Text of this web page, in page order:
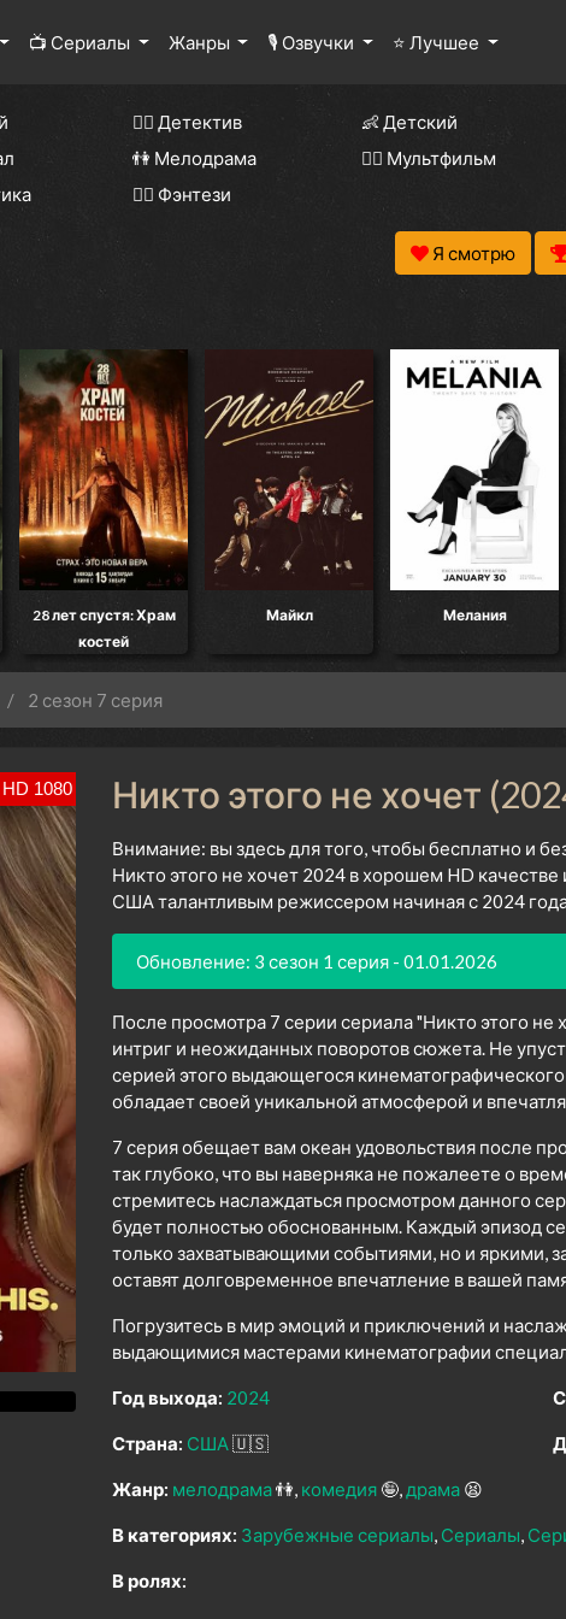
📺 Сериалы Жанры 🎙 Озвучки ⭐ Лучшее
🕵️‍♂️ Детектив 👶 Детский
👫 Мелодрама 🧚‍♀️ Мультфильм
🧝‍♂️ Фэнтези
Я смотрю
лет спустя: Храм
Мелания
2 сезон 7 серия
HD 1080 Никто этого не хочет
Внимание: вы здесь для того, чтобы бесплатно и
Никто этого не хочет 2024 в хорошем HD
США талантливым режиссером начиная с 2024
Обновление: 3 сезон 1 серия - 01.01.2026
После просмотра 7 серии сериала "Никто этого не
интриг и неожиданных поворотов сюжета. Не
серией этого выдающегося
обладает своей уникальной атмосферой и
7 серия обещает вам океан удовольствия после
так глубоко, что вы наверняка не пожалеете о
стремитесь наслаждаться просмотром данного
будет полностью обоснованным. Каждый эпизод
только захватывающими событиями, но и
оставят долговременное впечатление в вашей
Погрузитесь в мир эмоций и приключений и
выдающимися мастерами кинематографии
Год выхода: 2024
Страна: США🇺🇸
Жанр: мелодрама👫 комедия 🤪 драма 😫
В категориях: Зарубежные сериалы Сериалы
В ролях: